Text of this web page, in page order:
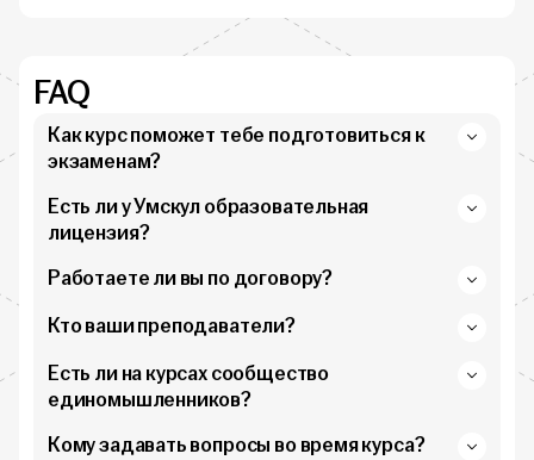
FAQ
Как курс поможет тебе подготовиться к
экзаменам?
Есть ли у Умскул образовательная
лицензия?
Работаете ли вы по договору?
Кто ваши преподаватели?
Есть ли на курсах сообщество
единомышленников?
Кому задавать вопросы во время курса?